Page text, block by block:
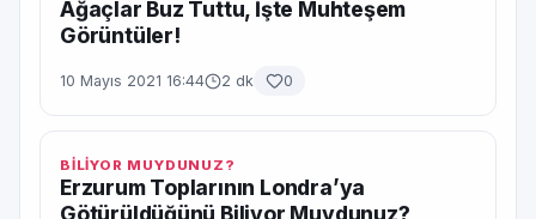
Ağaçlar Buz Tuttu, İşte Muhteşem
Görüntüler!
10 Mayıs 2021 16:44 2 dk 0
BİLİYOR MUYDUNUZ?
Erzurum Toplarının Londra’ya
Götürüldüğünü Biliyor Muydunuz?